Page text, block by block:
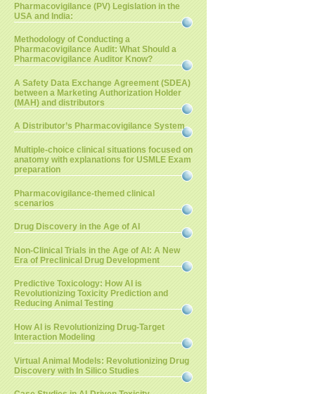
Pharmacovigilance (PV) Legislation in the
USA and India:
Methodology of Conducting a
Pharmacovigilance Audit: What Should a
Pharmacovigilance Auditor Know?
A Safety Data Exchange Agreement (SDEA)
between a Marketing Authorization Holder
(MAH) and distributors
A Distributor’s Pharmacovigilance System
Multiple-choice clinical situations focused on
anatomy with explanations for USMLE Exam
preparation
Pharmacovigilance-themed clinical
scenarios
Drug Discovery in the Age of AI
Non-Clinical Trials in the Age of AI: A New
Era of Preclinical Drug Development
Predictive Toxicology: How AI is
Revolutionizing Toxicity Prediction and
Reducing Animal Testing
How AI is Revolutionizing Drug-Target
Interaction Modeling
Virtual Animal Models: Revolutionizing Drug
Discovery with In Silico Studies